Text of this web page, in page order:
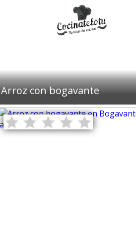
Arroz con bogavante